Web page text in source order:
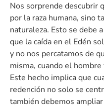
Nos sorprende descubrir
por la raza humana, sino
naturaleza. Esto se debe
que la caída en el Edén
y no nos percatamos de
misma, cuando el
Este hecho implica que
redención no solo se
también debemos